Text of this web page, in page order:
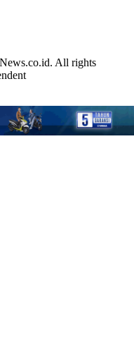
All rights